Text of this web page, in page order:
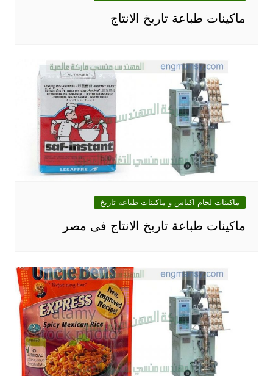
ماكينات طباعة تاريخ الانتاج
ماكينات لحام اكياس و ماكينات طباعة تاريخ
ماكينات طباعة تاريخ الانتاج فى مصر